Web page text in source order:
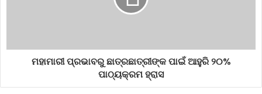
୭ରେ ଟ୍ରେଲ୍‌ବ୍ଲେଜର୍‌ ଓ ସୁପରନୋଭାସ୍‌ ମଧ୍ୟରେ ମ୍ୟାଚ୍‌ ଅନୁଷ୍ଠିତ ହେବ।
ଡିସେମ୍ବର ୯ରେ ଅନୁଷ୍ଠିତ ହେବ ନିର୍ଣ୍ଣାୟକ ମ୍ୟାଚ୍‌। ଏହାସହ ସମସ୍ତ ୩
ମହାମାରୀ ପ୍ରଭାବରୁ ଛାତ୍ରଛାତ୍ରୀଙ୍କ ପାଇଁ ଆହୁରି ୨୦%
ପାଠ୍ୟକ୍ରମ ହ୍ରାସ